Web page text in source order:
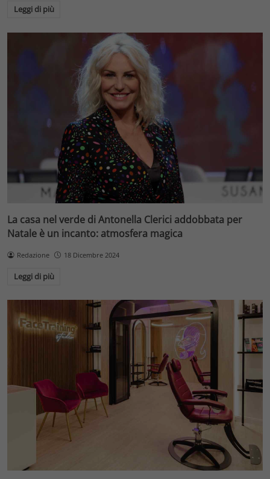
Leggi di più
La casa nel verde di Antonella Clerici addobbata per
Natale è un incanto: atmosfera magica
Redazione 18 Dicembre 2024
Leggi di più